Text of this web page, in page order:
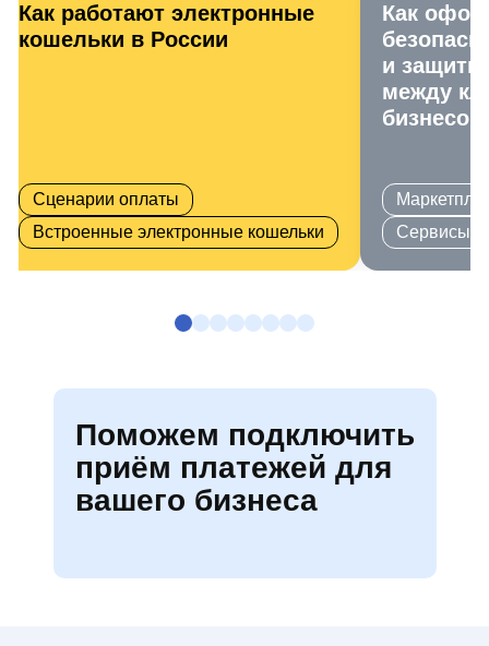
Как работают электронные
кошельки в России
Сценарии оплаты
Встроенные электронные кошельки
Как
и
между
бизнесом
Сервисы
Поможем подключить
приём платежей для
вашего бизнеса